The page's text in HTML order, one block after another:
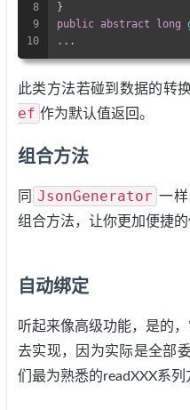
8
9
10
}
public abstract long
...
此类方法若碰到数据的转
ef 作为默认值返回。
组合方法
同 JsonGenerator 一
组合方法，让你更加便捷的
自动绑定
听起来像高级功能，是的
去实现，因为实际是全部
们最为熟悉的readXXX系列